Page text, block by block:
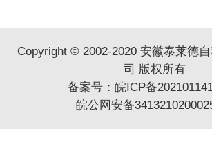
Copyright © 2002-2020 安徽泰莱德
司 版权所有
备案号： 皖ICP备
皖公网安备